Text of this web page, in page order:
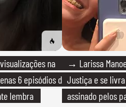
na
6 episódios de
lembra
→ Larissa
Justiça e se
assinado pelos